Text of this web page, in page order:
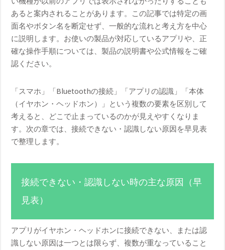
あると案内されることがあります。この記事では特定の画
面名やボタン名を断定せず、一般的な流れと考え方を中心
に説明します。お使いの製品が対応しているアプリや、正
確な操作手順については、製品の説明書や公式情報をご確
認ください。
「スマホ」「Bluetoothの接続」「アプリの認識」「本体
（イヤホン・ヘッドホン）」という複数の要素を区別して
考えると、どこで止まっているのかが見えやすくなりま
す。次の章では、接続できない・認識しない原因を早見表
で整理します。
接続できない・認識しない時の主な原因（早
見表）
アプリがイヤホン・ヘッドホンに接続できない、または認
識しない原因は一つとは限らず、複数が重なっていること